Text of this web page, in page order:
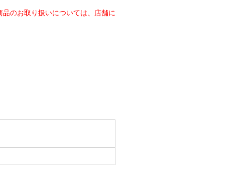
のお取り扱いについては、店舗に